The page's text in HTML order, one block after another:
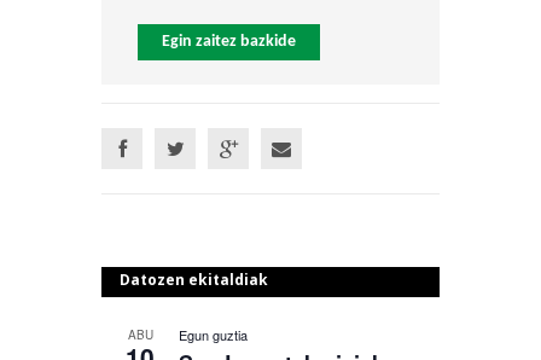
Egin zaitez bazkide
Datozen ekitaldiak
ABU Egun guztia